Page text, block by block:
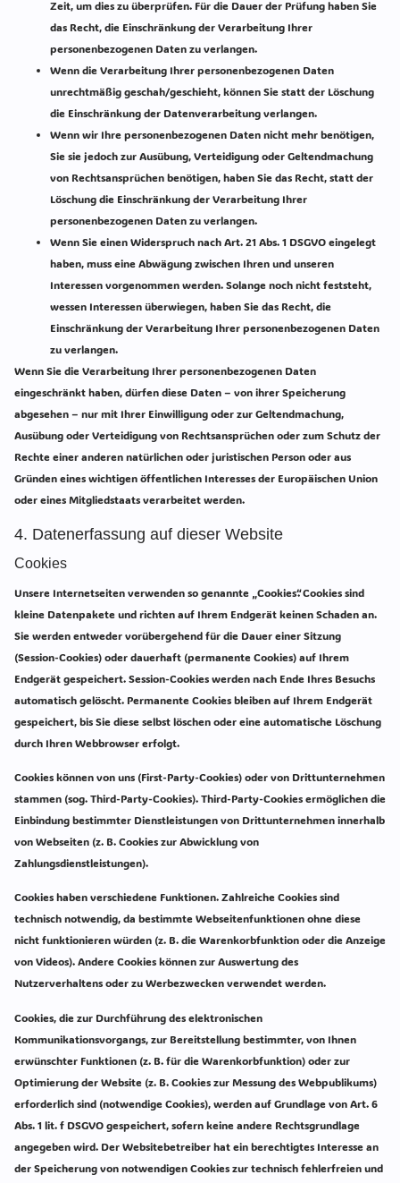
Zeit, um dies zu überprüfen. Für die Dauer der Prüfung haben Sie
das Recht, die Einschränkung der Verarbeitung Ihrer
personenbezogenen Daten zu verlangen.
Wenn die Verarbeitung Ihrer personenbezogenen Daten
unrechtmäßig geschah/geschieht, können Sie statt der Löschung
die Einschränkung der Datenverarbeitung verlangen.
Wenn wir Ihre personenbezogenen Daten nicht mehr benötigen,
Sie sie jedoch zur Ausübung, Verteidigung oder Geltendmachung
von Rechtsansprüchen benötigen, haben Sie das Recht, statt der
Löschung die Einschränkung der Verarbeitung Ihrer
personenbezogenen Daten zu verlangen.
Wenn Sie einen Widerspruch nach Art. 21 Abs. 1 DSGVO eingelegt
haben, muss eine Abwägung zwischen Ihren und unseren
Interessen vorgenommen werden. Solange noch nicht feststeht,
wessen Interessen überwiegen, haben Sie das Recht, die
Einschränkung der Verarbeitung Ihrer personenbezogenen Daten
zu verlangen.
Wenn Sie die Verarbeitung Ihrer personenbezogenen Daten
eingeschränkt haben, dürfen diese Daten – von ihrer Speicherung
abgesehen – nur mit Ihrer Einwilligung oder zur Geltendmachung,
Ausübung oder Verteidigung von Rechtsansprüchen oder zum Schutz der
Rechte einer anderen natürlichen oder juristischen Person oder aus
Gründen eines wichtigen öffentlichen Interesses der Europäischen Union
oder eines Mitgliedstaats verarbeitet werden.
4. Datenerfassung auf dieser Website
Cookies
Unsere Internetseiten verwenden so genannte „Cookies“. Cookies sind
kleine Datenpakete und richten auf Ihrem Endgerät keinen Schaden an.
Sie werden entweder vorübergehend für die Dauer einer Sitzung
(Session-Cookies) oder dauerhaft (permanente Cookies) auf Ihrem
Endgerät gespeichert. Session-Cookies werden nach Ende Ihres Besuchs
automatisch gelöscht. Permanente Cookies bleiben auf Ihrem Endgerät
gespeichert, bis Sie diese selbst löschen oder eine automatische Löschung
durch Ihren Webbrowser erfolgt.
Cookies können von uns (First-Party-Cookies) oder von Drittunternehmen
stammen (sog. Third-Party-Cookies). Third-Party-Cookies ermöglichen die
Einbindung bestimmter Dienstleistungen von Drittunternehmen innerhalb
von Webseiten (z. B. Cookies zur Abwicklung von
Zahlungsdienstleistungen).
Cookies haben verschiedene Funktionen. Zahlreiche Cookies sind
technisch notwendig, da bestimmte Webseitenfunktionen ohne diese
nicht funktionieren würden (z. B. die Warenkorbfunktion oder die Anzeige
von Videos). Andere Cookies können zur Auswertung des
Nutzerverhaltens oder zu Werbezwecken verwendet werden.
Cookies, die zur Durchführung des elektronischen
Kommunikationsvorgangs, zur Bereitstellung bestimmter, von Ihnen
erwünschter Funktionen (z. B. für die Warenkorbfunktion) oder zur
Optimierung der Website (z. B. Cookies zur Messung des Webpublikums)
erforderlich sind (notwendige Cookies), werden auf Grundlage von Art. 6
Abs. 1 lit. f DSGVO gespeichert, sofern keine andere Rechtsgrundlage
angegeben wird. Der Websitebetreiber hat ein berechtigtes Interesse an
der Speicherung von notwendigen Cookies zur technisch fehlerfreien und